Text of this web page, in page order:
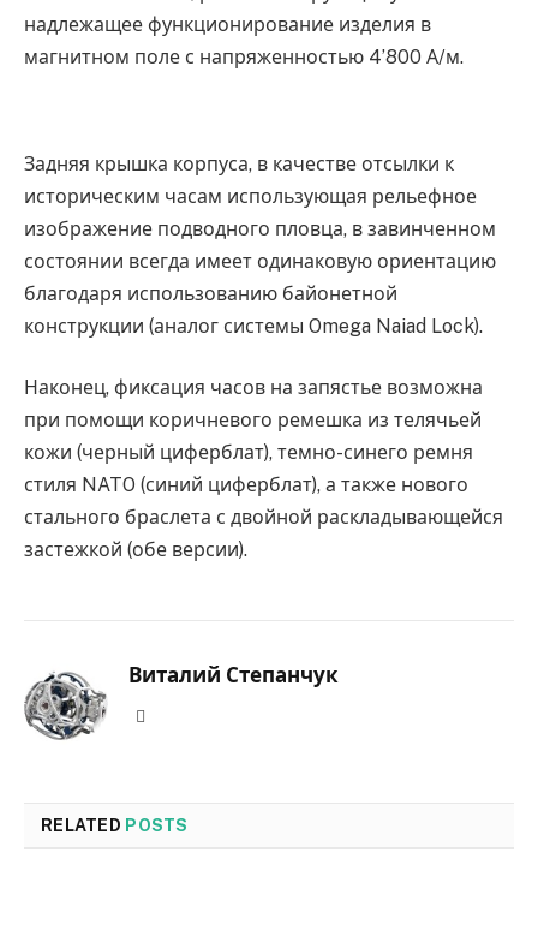
надлежащее функционирование изделия в
магнитном поле с напряженностью 4’800 А/м.
Задняя крышка корпуса, в качестве отсылки к
историческим часам использующая рельефное
изображение подводного пловца, в завинченном
состоянии всегда имеет одинаковую ориентацию
благодаря использованию байонетной
конструкции (аналог системы Omega Naiad Lock).
Наконец, фиксация часов на запястье возможна
при помощи коричневого ремешка из телячьей
кожи (черный циферблат), темно-синего ремня
стиля NATO (синий циферблат), а также нового
стального браслета с двойной раскладывающейся
застежкой (обе версии).
Виталий Степанчук
RELATED POSTS